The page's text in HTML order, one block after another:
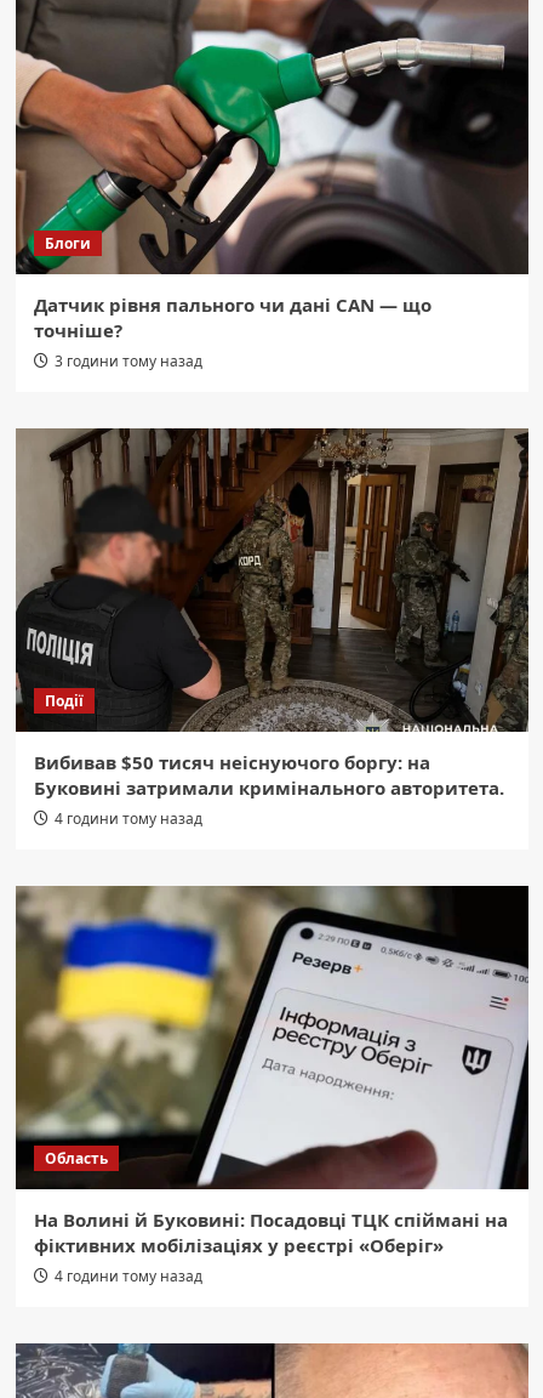
Блоги
Датчик рівня пального чи дані CAN — що
точніше?
3 години тому назад
Події
Вибивав $50 тисяч неіснуючого боргу: на
Буковині затримали кримінального авторитета.
4 години тому назад
Область
На Волині й Буковині: Посадовці ТЦК спіймані на
фіктивних мобілізаціях у реєстрі «Оберіг»
4 години тому назад